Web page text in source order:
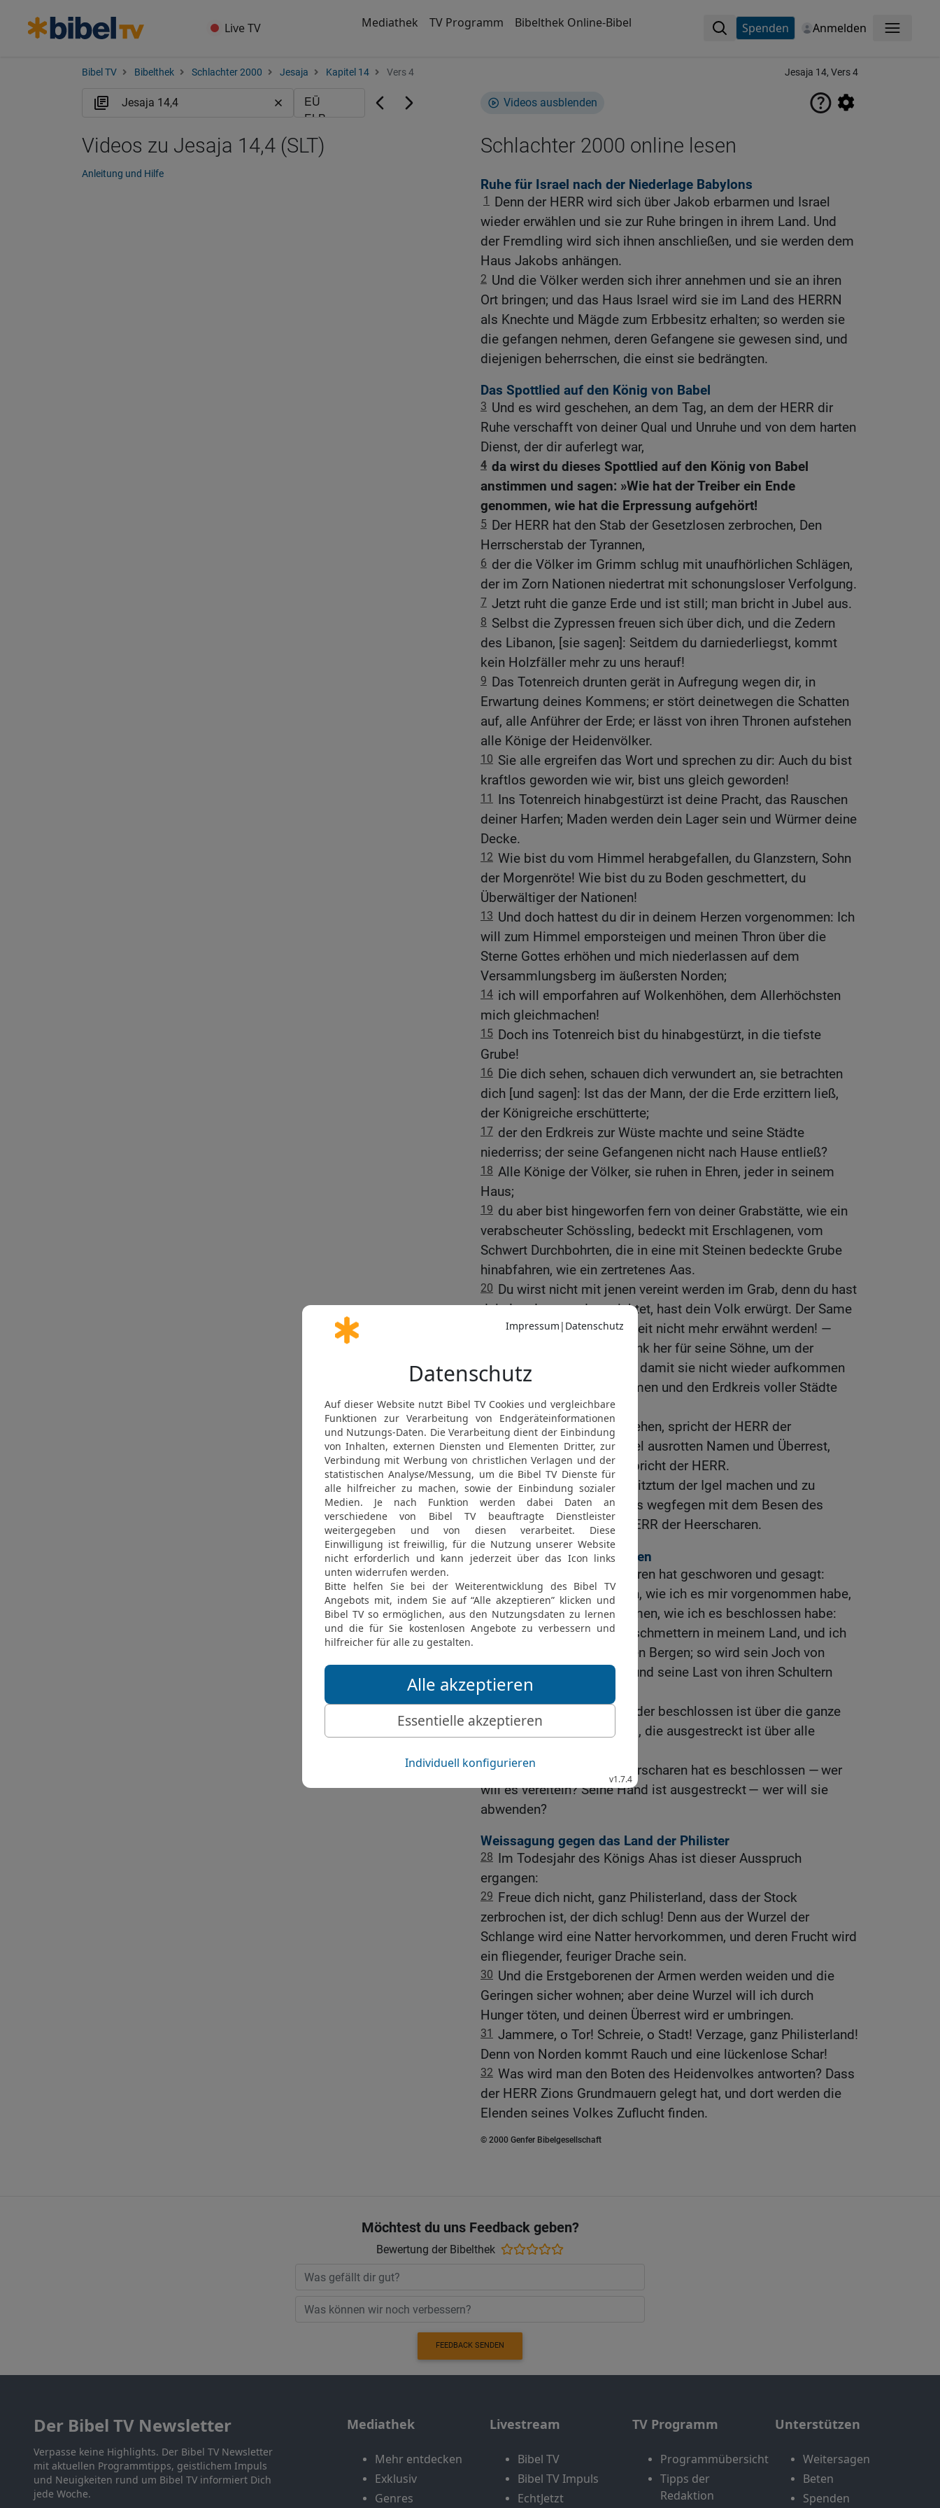
Live TV Mediathek TV Programm Bibelthek Online-Bibel Spenden Anmelden Menü
Bibel TV Bibelthek Schlachter 2000 Jesaja Kapitel 14 Vers 4 Jesaja 14, Vers 4
Videos ausblenden
Schlachter 2000 online lesen
Ruhe für Israel nach der Niederlage Babylons
1
Denn der HERR wird sich über Jakob erbarmen und Israel
wieder erwählen und sie zur Ruhe bringen in ihrem Land. Und
der Fremdling wird sich ihnen anschließen, und sie werden dem
Haus Jakobs anhängen.
2 Und die Völker werden sich ihrer annehmen und sie an ihren
Ort bringen; und das Haus Israel wird sie im Land des HERRN
als Knechte und Mägde zum Erbbesitz erhalten; so werden sie
die gefangen nehmen, deren Gefangene sie gewesen sind, und
diejenigen beherrschen, die einst sie bedrängten.
Das Spottlied auf den König von Babel
3 Und es wird geschehen, an dem Tag, an dem der HERR dir
Ruhe verschafft von deiner Qual und Unruhe und von dem harten
Dienst, der dir auferlegt war,
4 da wirst du dieses Spottlied auf den König von Babel
anstimmen und sagen: »Wie hat der Treiber ein Ende
genommen, wie hat die Erpressung aufgehört!
5 Der HERR hat den Stab der Gesetzlosen zerbrochen, Den
Herrscherstab der Tyrannen,
6 der die Völker im Grimm schlug mit unaufhörlichen Schlägen,
der im Zorn Nationen niedertrat mit schonungsloser Verfolgung.
7 Jetzt ruht die ganze Erde und ist still; man bricht in Jubel aus.
8 Selbst die Zypressen freuen sich über dich, und die Zedern
des Libanon, [sie sagen]: Seitdem du darniederliegst, kommt
kein Holzfäller mehr zu uns herauf!
9 Das Totenreich drunten gerät in Aufregung wegen dir, in
Erwartung deines Kommens; er stört deinetwegen die Schatten
auf, alle Anführer der Erde; er lässt von ihren Thronen aufstehen
alle Könige der Heidenvölker.
10 Sie alle ergreifen das Wort und sprechen zu dir: Auch du bist
kraftlos geworden wie wir, bist uns gleich geworden!
11
Ins Totenreich hinabgestürzt ist deine Pracht, das Rauschen
deiner Harfen; Maden werden dein Lager sein und Würmer deine
Decke.
12 Wie bist du vom Himmel herabgefallen, du Glanzstern, Sohn
der Morgenröte! Wie bist du zu Boden geschmettert, du
Überwältiger der Nationen!
13 Und doch hattest du dir in deinem Herzen vorgenommen: Ich
will zum Himmel emporsteigen und meinen Thron über die
Sterne Gottes erhöhen und mich niederlassen auf dem
Versammlungsberg im äußersten Norden;
14 ich will emporfahren auf Wolkenhöhen, dem Allerhöchsten
mich gleichmachen!
15 Doch ins Totenreich bist du hinabgestürzt, in die tiefste
Grube!
16 Die dich sehen, schauen dich verwundert an, sie betrachten
dich [und sagen]: Ist das der Mann, der die Erde erzittern ließ,
der Königreiche erschütterte;
17 der den Erdkreis zur Wüste machte und seine Städte
niederriss; der seine Gefangenen nicht nach Hause entließ?
18 Alle Könige der Völker, sie ruhen in Ehren, jeder in seinem
Haus;
19 du aber bist hingeworfen fern von deiner Grabstätte, wie ein
verabscheuter Schössling, bedeckt mit Erschlagenen, vom
Schwert Durchbohrten, die in eine mit Steinen bedeckte Grube
hinabfahren, wie ein zertretenes Aas.
20 Du wirst nicht mit jenen vereint werden im Grab, denn du hast
dein Land zugrunde gerichtet, hast dein Volk erwürgt. Der Same
der Übeltäter wird in Ewigkeit nicht mehr erwähnt werden! —
Richtet eine Schlachtbank her für seine Söhne, um der
Missetat ihrer Väter willen, damit sie nicht wieder aufkommen
und die Erde in Besitz nehmen und den Erdkreis voller Städte
machen!«
22 Ich will gegen sie aufstehen, spricht der HERR der
Heerscharen, und von Babel ausrotten Namen und Überrest,
Spross und Schössling!, spricht der HERR.
23 Und ich will es zum Besitztum der Igel machen und zu
Wassersümpfen und will es wegfegen mit dem Besen des
Verderbens!, spricht der HERR der Heerscharen.
Weissagung gegen Assyrien
Der HERR der Heerscharen hat geschworen und gesagt:
Fürwahr, es soll geschehen, wie ich es mir vorgenommen habe,
und es soll zustande kommen, wie ich es beschlossen habe:
25 Ich will den Assyrer zerschmettern in meinem Land, und ich
will ihn zertreten auf meinen Bergen; so wird sein Joch von
ihnen genommen werden und seine Last von ihren Schultern
fallen.
Das ist der Ratschluss, der beschlossen ist über die ganze
Erde, und dies ist die Hand, die ausgestreckt ist über alle
27 Denn der HERR der Heerscharen hat es beschlossen — wer
will es vereiteln? Seine Hand ist ausgestreckt — wer will sie
abwenden?
Weissagung gegen das Land der Philister
28 Im Todesjahr des Königs Ahas ist dieser Ausspruch
ergangen:
29 Freue dich nicht, ganz Philisterland, dass der Stock
zerbrochen ist, der dich schlug! Denn aus der Wurzel der
Schlange wird eine Natter hervorkommen, und deren Frucht wird
ein fliegender, feuriger Drache sein.
30 Und die Erstgeborenen der Armen werden weiden und die
Geringen sicher wohnen; aber deine Wurzel will ich durch
Hunger töten, und deinen Überrest wird er umbringen.
31 Jammere, o Tor! Schreie, o Stadt! Verzage, ganz Philisterland!
Denn von Norden kommt Rauch und eine lückenlose Schar!
32 Was wird man den Boten des Heidenvolkes antworten? Dass
der HERR Zions Grundmauern gelegt hat, und dort werden die
Elenden seines Volkes Zuflucht finden.
© 2000 Genfer Bibelgesellschaft
Videos zu Jesaja 14,4 (SLT)
Anleitung und Hilfe
Möchtest du uns Feedback geben?
Bewertung der Bibelthek
FEEDBACK SENDEN
Der Bibel TV Newsletter
Verpasse keine Highlights. Der Bibel TV Newsletter
mit aktuellen Programmtipps, geistlichem Impuls
und Neuigkeiten rund um Bibel TV informiert Dich
jede Woche.
Mediathek
Mehr entdecken
Exklusiv
Genres
Livestream
Bibel TV
Bibel TV Impuls
EchtJetzt
TV Programm
Programmübersicht
Tipps der
Redaktion
Unterstützen
Weitersagen
Beten
Spenden